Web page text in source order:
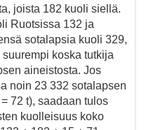
joista 182 kuoli siellä.
Ruotsissa 132 ja
sotalapsia kuoli 329,
koska tutkija
aineistosta. Jos
noin 23 332 sotalapsen
72 t), saadaan tulos
kuolleisuus koko